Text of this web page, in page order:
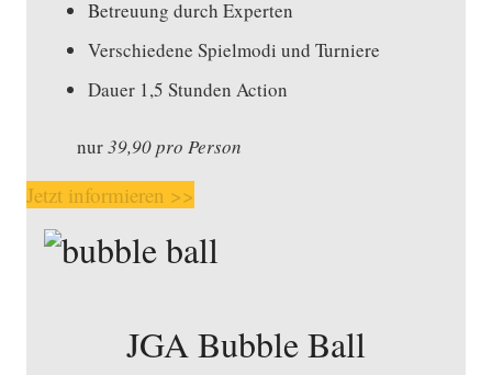
Betreuung durch Experten
Verschiedene Spielmodi und Turniere
Dauer 1,5 Stunden Action
nur39,90 pro Person
Jetzt informieren >>
JGA Bubble Ball